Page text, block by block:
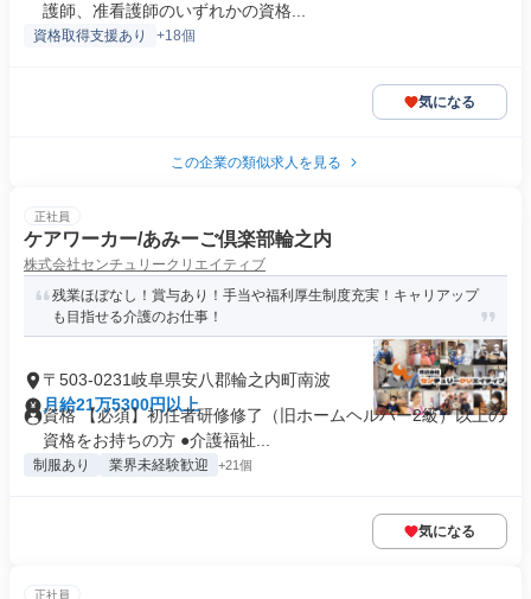
護師、准看護師のいずれかの資格...
資格取得支援あり +18個
気になる
この企業の類似求人を見る
正社員
ケアワーカー/あみーご倶楽部輪之内
株式会社センチュリークリエイティブ
残業ほぼなし！賞与あり！手当や福利厚生制度充実！キャリアップ
も目指せる介護のお仕事！
〒503-0231岐阜県安八郡輪之内町南波
月給21万5300円以上
資格 【必須】初任者研修修了（旧ホームヘルパー2級）以上の
資格をお持ちの方 ●介護福祉...
制服あり 業界未経験歓迎 +21個
気になる
正社員